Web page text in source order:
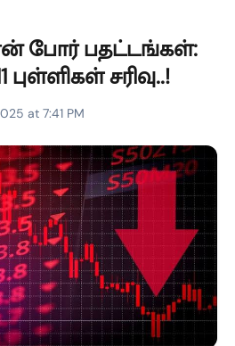
போர் பதட்டங்கள்:
சரிவு..!
at 7:41 PM